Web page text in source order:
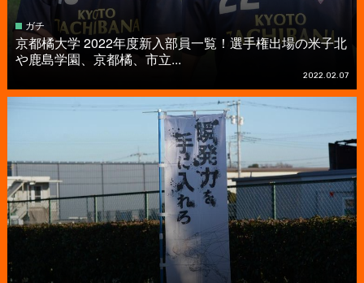
ガチ
京都橘大学 2022年度新入部員一覧！選手権出場の米子北
や鹿島学園、京都橘、市立...
2022.02.07